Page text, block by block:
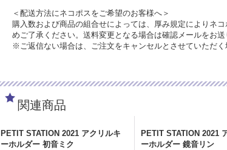
＜配送方法にネコポスをご希望のお客様へ＞
購入数および商品の組合せによっては、厚み規定によりネ
めご了承ください。送料変更となる場合は確認メールをお
※ご返信ない場合は、ご注文をキャンセルとさせていただく
関連商品
PETIT STATION 2021 アクリルキ
ーホルダー 初音ミク
PETIT STATION 2021
ーホルダー 鏡音リン